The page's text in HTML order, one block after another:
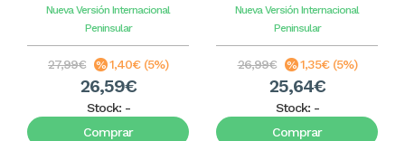
Nueva Versión Internacional
Peninsular
27,99€ 1,40€ (5%)
26,59€
Stock: -
Comprar
Nueva Versión Internacional
Peninsular
26,99€ 1,35€ (5%)
25,64€
Stock: -
Comprar